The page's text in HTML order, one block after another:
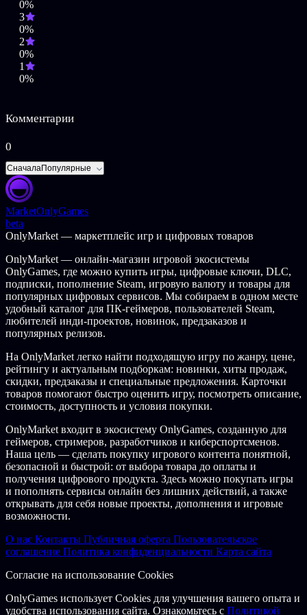
0%
3
0%
2
0%
1
0%
Комментарии
0
СначалаПопулярные
MarketOnlyGames
beta
OnlyMarket — маркетплейс игр и цифровых товаров
OnlyMarket — онлайн-магазин игровой экосистемы
OnlyGames, где можно купить игры, цифровые ключи, DLC,
подписки, пополнение Steam, игровую валюту и товары для
популярных цифровых сервисов. Мы собираем в одном месте
удобный каталог для ПК-геймеров, пользователей Steam,
любителей инди-проектов, новинок, предзаказов и
популярных релизов.
На OnlyMarket легко найти подходящую игру по жанру, цене,
рейтингу и актуальным подборкам: новинки, хиты продаж,
скидки, предзаказы и специальные предложения. Карточки
товаров помогают быстро оценить игру, посмотреть описание,
стоимость, доступность и условия покупки.
OnlyMarket входит в экосистему OnlyGames, созданную для
геймеров, стримеров, разработчиков и киберспортсменов.
Наша цель — сделать покупку игрового контента понятной,
безопасной и быстрой: от выбора товара до оплаты и
получения цифрового продукта. Здесь можно покупать игры
и пополнять сервисы онлайн без лишних действий, а также
открывать для себя новые проекты, дополнения и игровые
возможности.
О нас Контакты Публичная оферта Пользовательское
соглашение Политика конфиденциальности Карта сайта
Согласие на использование Cookies
OnlyGames использует Cookies для улучшения вашего опыта и
удобства использования сайта. Ознакомьтесь с Политикой